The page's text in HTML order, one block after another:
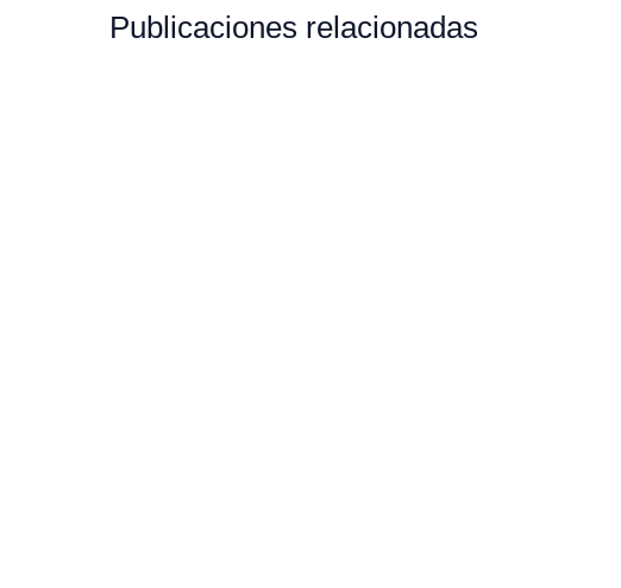
Publicaciones relacionadas